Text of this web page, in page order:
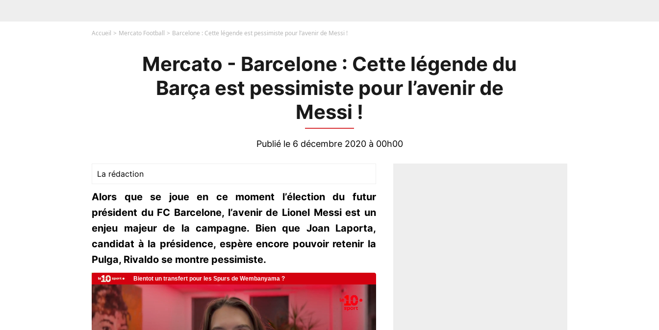
Accueil Mercato Football Barcelone : Cette légende est pessimiste pour l’avenir de Messi !
Mercato - Barcelone : Cette légende du
Barça est pessimiste pour l’avenir de
Messi !
Publié le 6 décembre 2020 à 00h00
La rédaction
Alors que se joue en ce moment l’élection du futur
président du FC Barcelone, l’avenir de Lionel Messi est un
enjeu majeur de la campagne. Bien que Joan Laporta,
candidat à la présidence, espère encore pouvoir retenir la
Pulga, Rivaldo se montre pessimiste.